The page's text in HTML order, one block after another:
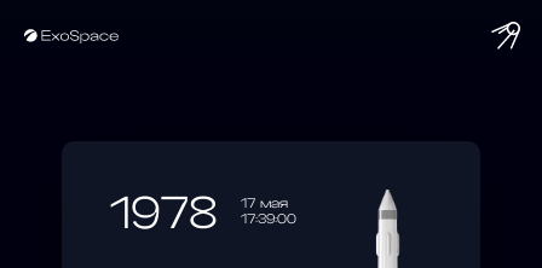
1978
17 мая
17:39:00